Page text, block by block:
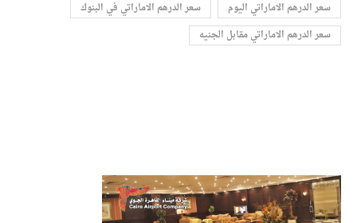
سعر الدرهم الاماراتي اليوم
سعر الدرهم الاماراتي في البنوك
سعر الدرهم الاماراتي مقابل الجنيه